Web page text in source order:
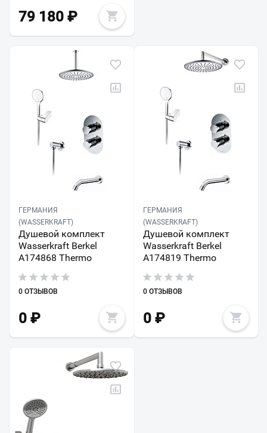
79 180 ₽
ГЕРМАНИЯ
(WASSERKRAFT)
Душевой комплект
Wasserkraft Berkel
A174868 Thermo
0 ОТЗЫВОВ
0 ₽
ГЕРМАНИЯ
(WASSERKRAFT)
Душевой комплект
Wasserkraft Berkel
A174819 Thermo
0 ОТЗЫВОВ
0₽